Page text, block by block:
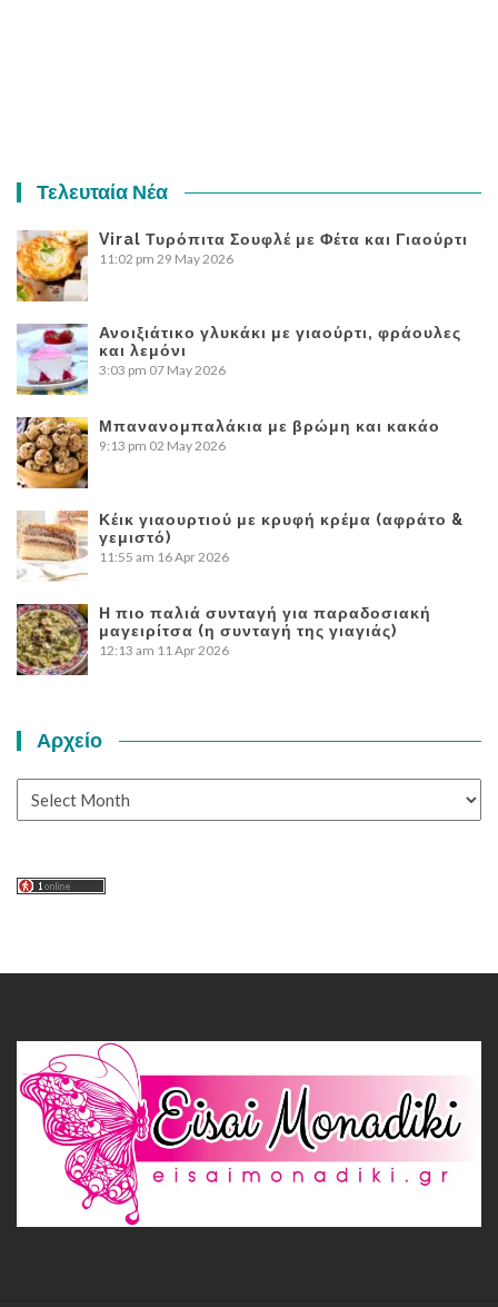
Τελευταία Νέα
Viral Τυρόπιτα Σουφλέ με Φέτα και Γιαούρτι
11:02 pm 29 May 2026
Ανοιξιάτικο γλυκάκι με γιαούρτι, φράουλες
και λεμόνι
3:03 pm 07 May 2026
Μπανανομπαλάκια με βρώμη και κακάο
9:13 pm 02 May 2026
Κέικ γιαουρτιού με κρυφή κρέμα (αφράτο &
γεμιστό)
11:55 am 16 Apr 2026
Η πιο παλιά συνταγή για παραδοσιακή
μαγειρίτσα (η συνταγή της γιαγιάς)
12:13 am 11 Apr 2026
Αρχείο